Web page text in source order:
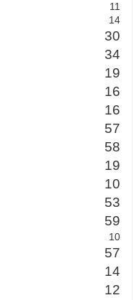
11
14
30
34
19
16
16
57
58
19
10
53
59
10
57
14
12